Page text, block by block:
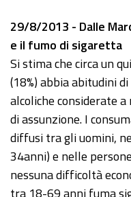
29/8/2013 - Dalle
e il fumo di sigaretta
Si stima che circa un
(18%) abbia abitudini
alcoliche considerate
di assunzione. I
diffusi tra gli uomini,
34anni) e nelle
nessuna difficoltà